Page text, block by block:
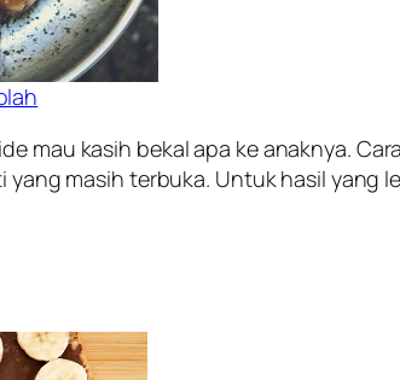
ide mau kasih bekal apa ke anaknya.
masih terbuka. Untuk hasil yang